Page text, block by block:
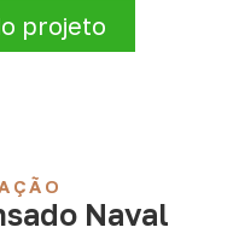
projeto
Naval